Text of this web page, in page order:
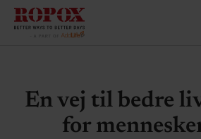
En vej til bedre
for